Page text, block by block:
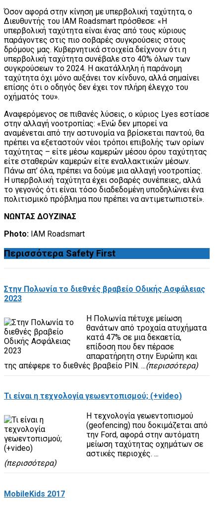
Όσον αφορά στην κίνηση με υπερβολική ταχύτητα, ο
Διευθυντής του IAM Roadsmart πρόσθεσε: «Η
υπερβολική ταχύτητα είναι ένας από τους κύριους
παράγοντες στις πιο σοβαρές συγκρούσεις στους
δρόμους μας. Κυβερνητικά στοιχεία δείχνουν ότι η
υπερβολική ταχύτητα συνέβαλε στο 40% όλων των
συγκρούσεων το 2024. Η ακατάλληλη ή παράνομη
ταχύτητα όχι μόνο αυξάνει τον κίνδυνο, αλλά σημαίνει
επίσης ότι ο οδηγός δεν έχει τον πλήρη έλεγχο του
οχήματός του».
Αναφερόμενος σε πιθανές λύσεις, ο κύριος Lyes εστίασε
στην αλλαγή νοοτροπίας: «Ενώ δεν μπορεί να
αναμένεται από την αστυνομία να βρίσκεται παντού, θα
πρέπει να εξεταστούν νέοι τρόποι επιβολής των ορίων
ταχύτητας – είτε μέσω καμερών μέσου όρου ταχύτητας
είτε σταθερών καμερών είτε εναλλακτικών μέσων.
Πάνω απ’ όλα, πρέπει να δούμε μια αλλαγή νοοτροπίας.
Η υπερβολική ταχύτητα έχει σοβαρές συνέπειες, αλλά
το γεγονός ότι είναι τόσο διαδεδομένη υποδηλώνει ένα
πολιτισμικό πρόβλημα που πρέπει να αντιμετωπιστεί».
ΝΩΝΤΑΣ ΔΟΥΖΙΝΑΣ
Photo: IAM Roadsmart
Περισσότερα Safety First
Στην Πολωνία το διεθνές βραβείο Οδικής Ασφάλειας
2023
Η Πολωνία πέτυχε μείωση
θανάτων από τροχαία ατυχήματα
κατά 47% σε μια δεκαετία,
επίδοση που δεν πέρασε
απαρατήρητη στην Ευρώπη και
της απέφερε το διεθνές βραβείο PIN. ...(περισσότερα)
Τι είναι η τεχνολογία γεωεντοπισμού; (+video)
Η τεχνολογία γεωεντοπισμού
(geofencing) που δοκιμάζεται από
την Ford, αφορά στην αυτόματη
μείωση ταχύτητας οχημάτων σε
αστικές περιοχές. ...
(περισσότερα)
MobileKids 2017